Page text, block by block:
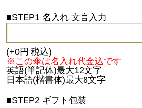
■STEP1 名入れ 文言入力
(+0円 税込)
※この傘は名入れ代金込です
英語(筆記体)最大12文字
日本語(楷書体)最大8文字
■STEP2 ギフト包装